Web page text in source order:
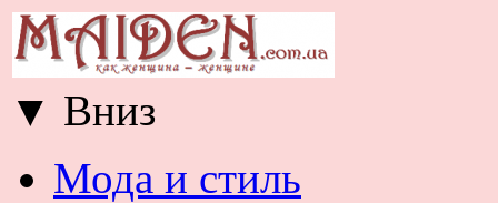
▼ Вниз
Мода и стиль